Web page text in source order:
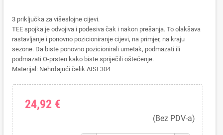
3 priključka za višeslojne cijevi.
TEE spojka je odvojiva i podesiva čak i nakon prešanja. To olakšava
rastavljanje i ponovno pozicioniranje cijevi, na primjer, na kraju
sezone. Da biste ponovno pozicionirali umetak, podmazati ili
podmazati O-prsten kako biste spriječili oštećenje.
Materijal: Nehrđajući čelik AISI 304
24,92 €
(Bez PDV-a)